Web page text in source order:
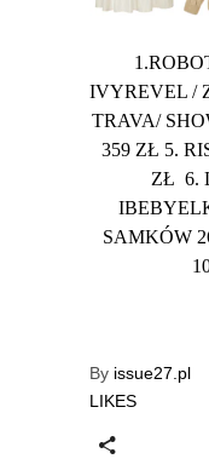
IVYREVEL /
TRAVA/
359 ZŁ 5.
ZŁ 6.
SAMKÓW
By issue27.pl
LIKES